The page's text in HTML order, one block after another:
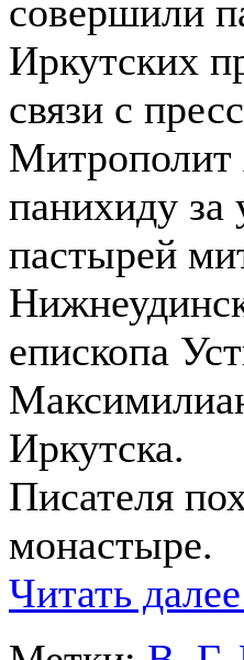
совершили
Иркутских
связи с
Митрополит
панихиду
пастырей
епископа
Иркутска.
Писателя
монастыре.
Читать